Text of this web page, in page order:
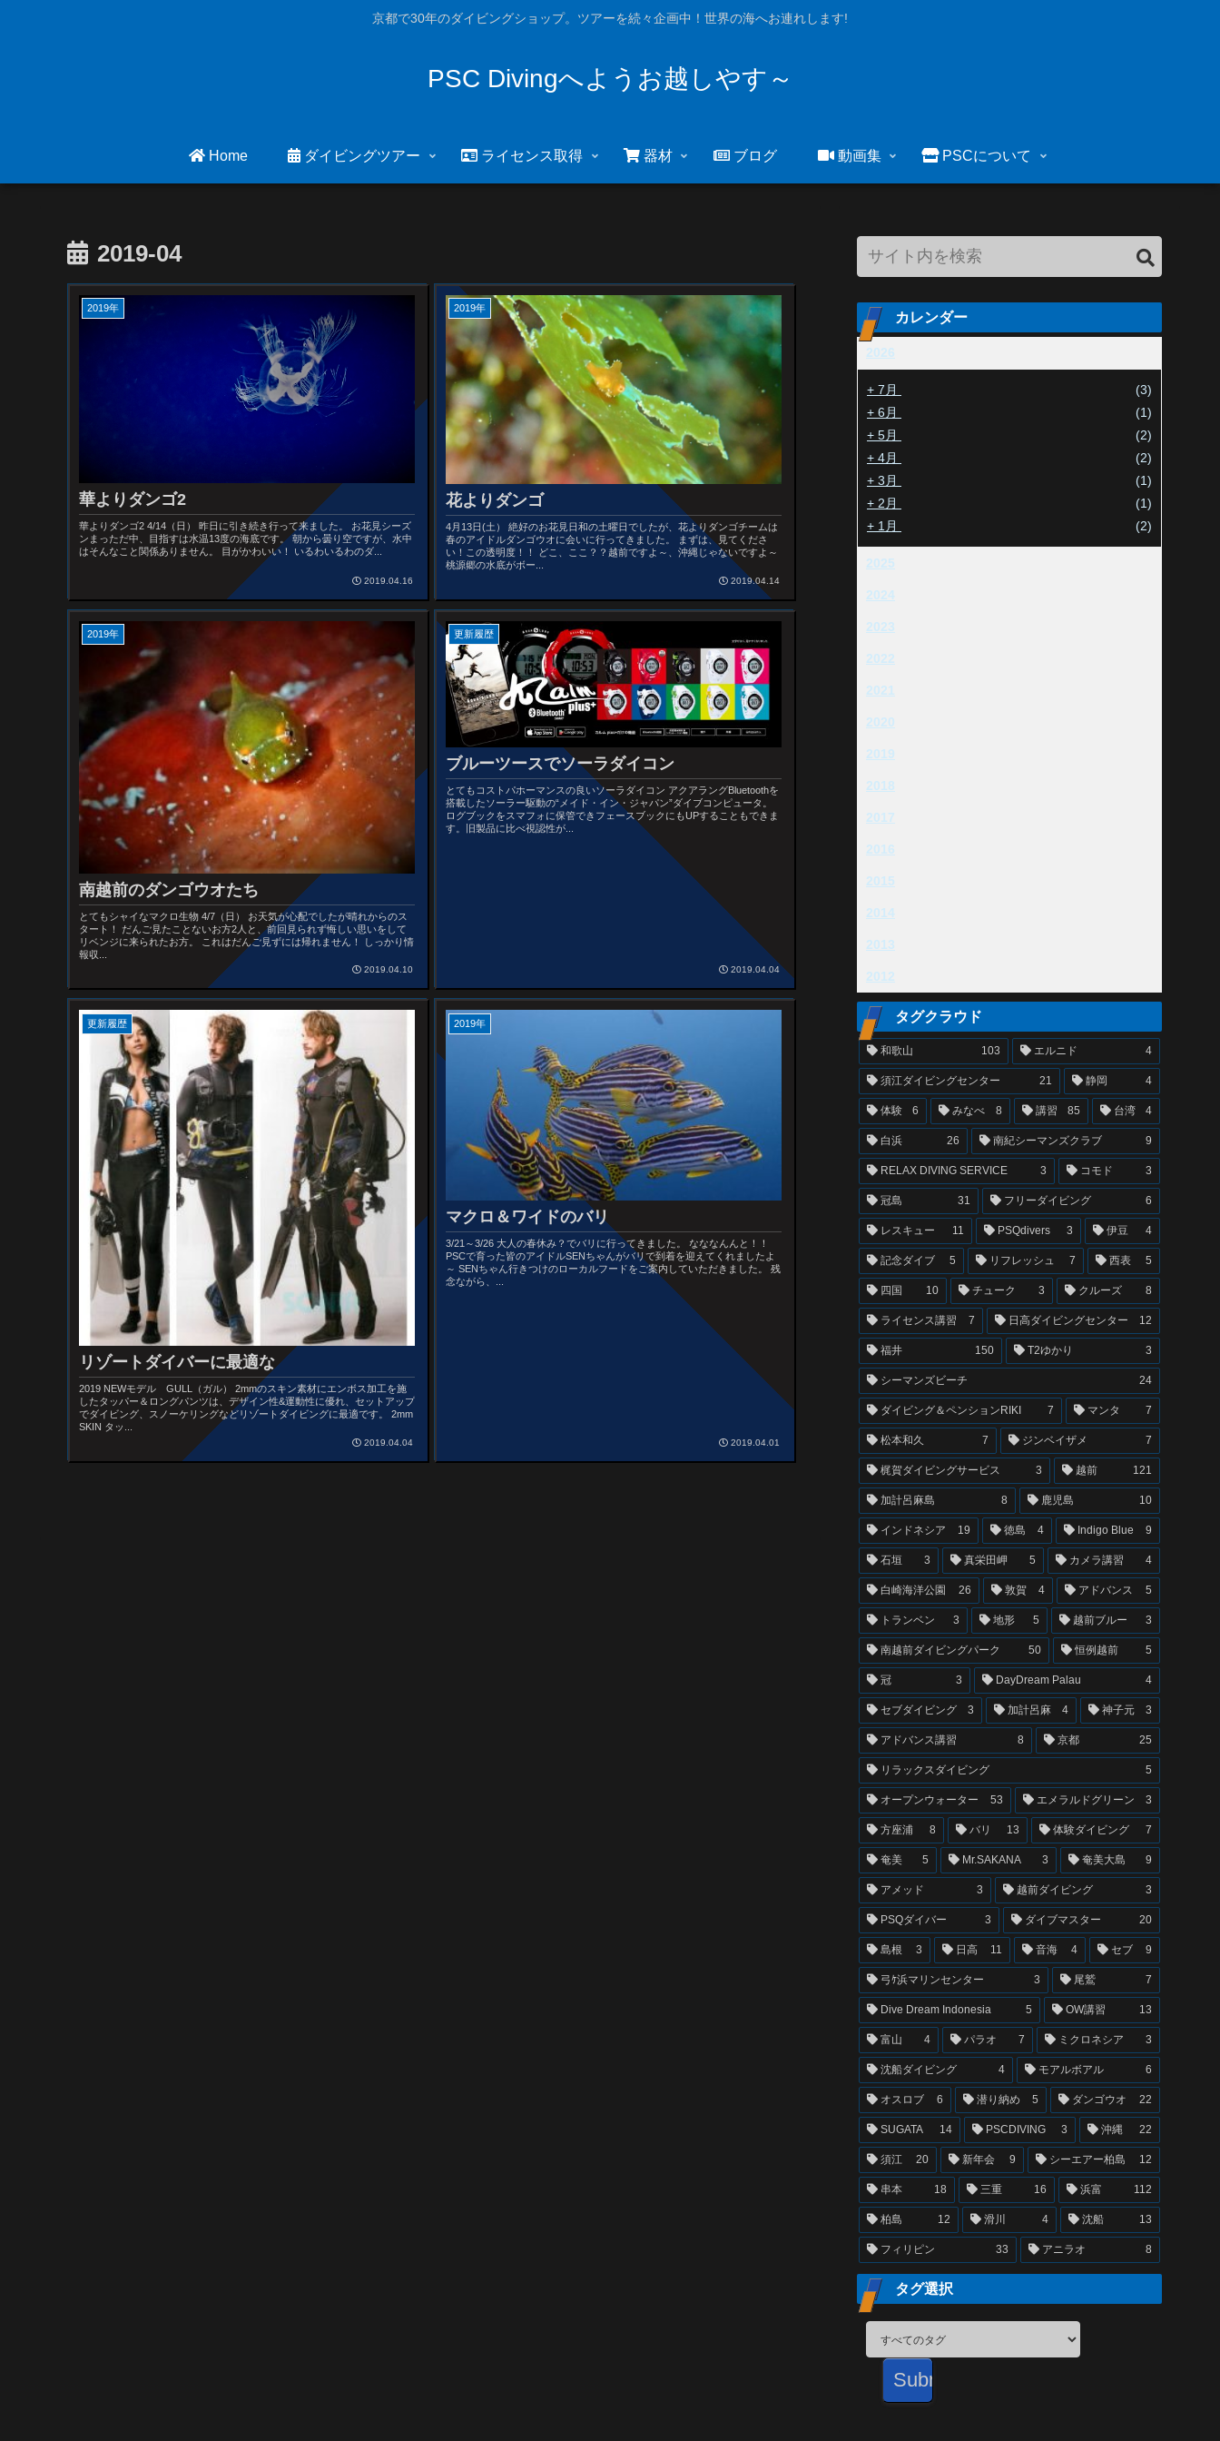
京都で30年のダイビングショップ。ツアーを続々企画中！世界の海へお連れします!
PSC Divingへようお越しやす～
Home ダイビングツアー ライセンス取得 器材 ブログ 動画集 PSCについて
2019-04
2019年
華よりダンゴ2
華よりダンゴ2 4/14（日） 昨日に引き続き行って来ました。 お花見シーズ
ンまっただ中、目指すは水温13度の海底です。 朝から曇り空ですが、水中
はそんなこと関係ありません。 目がかわいい！ いるわいるわのダ...
2019.04.16
2019年
花よりダンゴ
4月13日(土） 絶好のお花見日和の土曜日でしたが、花よりダンゴチームは
春のアイドルダンゴウオに会いに行ってきました。 まずは、見てくださ
い！この透明度！！ どこ、ここ？？越前ですよ～、沖縄じゃないですよ～
桃源郷の水底がボー...
2019.04.14
2019年
南越前のダンゴウオたち
とてもシャイなマクロ生物 4/7（日） お天気が心配でしたが晴れからのス
タート！ だんご見たことないお方2人と、前回見られず悔しい思いをして
リベンジに来られたお方。 これはだんご見ずには帰れません！ しっかり情
報収...
2019.04.10
更新履歴
ブルーツースでソーラダイコン
とてもコストパホーマンスの良いソーラダイコン アクアラングBluetoothを
搭載したソーラー駆動の“メイド・イン・ジャパン”ダイブコンピュータ。
ログブックをスマフォに保管できフェースブックにもUPすることもできま
す。旧製品に比べ視認性が...
2019.04.04
更新履歴
リゾートダイバーに最適な
2019 NEWモデル GULL（ガル） 2mmのスキン素材にエンボス加工を施
したタッパー＆ロングパンツは、デザイン性&運動性に優れ、セットアップ
でダイビング、スノーケリングなどリゾートダイビングに最適です。 2mm
SKIN タッ...
2019.04.04
2019年
マクロ＆ワイドのバリ
3/21～3/26 大人の春休み？でバリに行ってきました。 なななんんと！！
PSCで育った皆のアイドルSENちゃんがバリで到着を迎えてくれましたよ
～ SENちゃん行きつけのローカルフードをご案内していただきました。 残
念ながら、...
2019.04.01
カレンダー
2026
+ 7月
(3)
+ 6月
(1)
+ 5月
(2)
+ 4月
(2)
+ 3月
(1)
+ 2月
(1)
+ 1月 (2)
2025
2024
2023
2022
2021
2020
2019
2018
2017
2016
2015
2014
2013
2012
タグクラウド
和歌山 103 エルニド 4
須江ダイビングセンター 21 静岡 4
体験 6 みなべ 8 講習 85 台湾 4
白浜 26 南紀シーマンズクラブ 9
RELAX DIVING SERVICE 3 コモド 3
冠島 31 フリーダイビング 6
レスキュー 11 PSQdivers 3 伊豆 4
記念ダイブ 5 リフレッシュ 7 西表 5
四国 10 チューク 3 クルーズ 8
ライセンス講習 7 日高ダイビングセンター 12
福井 150 T2ゆかり 3
シーマンズビーチ 24
ダイビング＆ペンションRIKI 7 マンタ 7
松本和久 7 ジンベイザメ 7
梶賀ダイビングサービス 3 越前 121
加計呂麻島 8 鹿児島 10
インドネシア 19 徳島 4 Indigo Blue 9
石垣 3 真栄田岬 5 カメラ講習 4
白崎海洋公園 26 敦賀 4 アドバンス 5
トランベン 3 地形 5 越前ブルー 3
南越前ダイビングパーク 50 恒例越前 5
冠 3 DayDream Palau 4
セブダイビング 3 加計呂麻 4 神子元 3
アドバンス講習 8 京都 25
リラックスダイビング 5
オープンウォーター 53 エメラルドグリーン 3
方座浦 8 バリ 13 体験ダイビング 7
奄美 5 Mr.SAKANA 3 奄美大島 9
アメッド 3 越前ダイビング 3
PSQダイバー 3 ダイブマスター 20
島根 3 日高 11 音海 4 セブ 9
弓ｹ浜マリンセンター 3 尾鷲 7
Dive Dream Indonesia 5 OW講習 13
富山 4 パラオ 7 ミクロネシア 3
沈船ダイビング 4 モアルボアル 6
オスロブ 6 潜り納め 5 ダンゴウオ 22
SUGATA 14 PSCDIVING 3 沖縄 22
須江 20 新年会 9 シーエアー柏島 12
串本 18 三重 16 浜富 112
柏島 12 滑川 4 沈船 13
フィリピン 33 アニラオ 8
タグ選択